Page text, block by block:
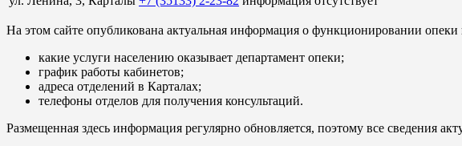
На этом сайте опубликована актуальная информация о функционировании опеки
какие услуги населению оказывает департамент опеки;
график работы кабинетов;
адреса отделений в Карталах;
телефоны отделов для получения консультаций.
Размещенная здесь информация регулярно обновляется, поэтому все сведения